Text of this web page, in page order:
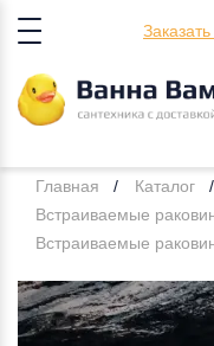
Главная Каталог
Встраиваемые
Встраиваемые